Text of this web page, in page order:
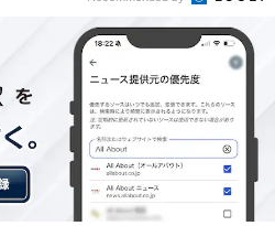
るお土産だと思う。ほうとう
げる人が限られる。信玄餅は
」（30代女性／東京都）、
みもすてきでお土産の定番」
った声がありました。
ママです